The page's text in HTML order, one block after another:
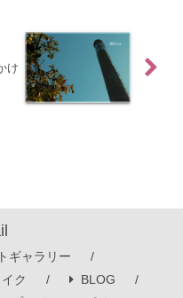
け
ギャラリー
ク
BLOG